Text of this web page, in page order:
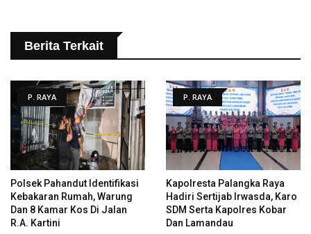
Berita Terkait
P. RAYA
Polsek Pahandut Identifikasi
Kebakaran Rumah, Warung
Dan 8 Kamar Kos Di Jalan
R.A. Kartini
P. RAYA
Kapolresta Palangka Raya
Hadiri Sertijab Irwasda, Karo
SDM Serta Kapolres Kobar
Dan Lamandau